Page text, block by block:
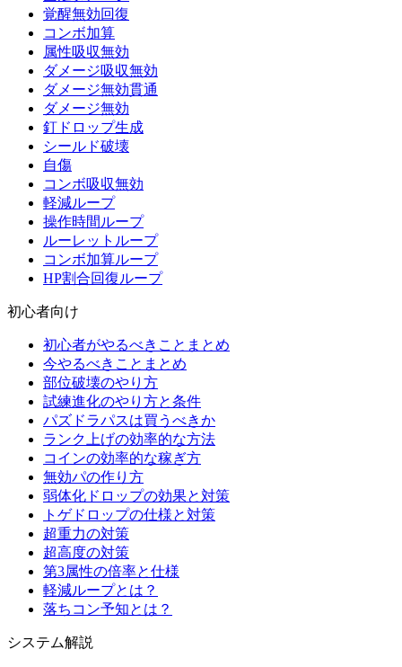
覚醒無効回復
コンボ加算
属性吸収無効
ダメージ吸収無効
ダメージ無効貫通
ダメージ無効
釘ドロップ生成
シールド破壊
自傷
コンボ吸収無効
軽減ループ
操作時間ループ
ルーレットループ
コンボ加算ループ
HP割合回復ループ
初心者向け
初心者がやるべきことまとめ
今やるべきことまとめ
部位破壊のやり方
試練進化のやり方と条件
パズドラパスは買うべきか
ランク上げの効率的な方法
コインの効率的な稼ぎ方
無効パの作り方
弱体化ドロップの効果と対策
トゲドロップの仕様と対策
超重力の対策
超高度の対策
第3属性の倍率と仕様
軽減ループとは？
落ちコン予知とは？
システム解説